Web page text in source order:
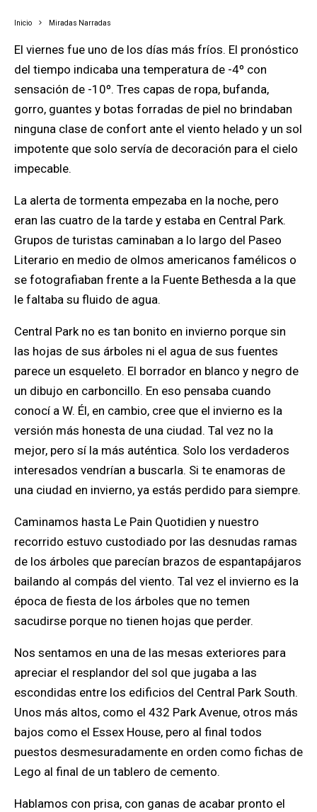
Inicio Miradas Narradas
El viernes fue uno de los días más fríos. El pronóstico
del tiempo indicaba una temperatura de -4º con
sensación de -10º. Tres capas de ropa, bufanda,
gorro, guantes y botas forradas de piel no brindaban
ninguna clase de confort ante el viento helado y un sol
impotente que solo servía de decoración para el cielo
impecable.
La alerta de tormenta empezaba en la noche, pero
eran las cuatro de la tarde y estaba en Central Park.
Grupos de turistas caminaban a lo largo del Paseo
Literario en medio de olmos americanos famélicos o
se fotografiaban frente a la Fuente Bethesda a la que
le faltaba su fluido de agua.
Central Park no es tan bonito en invierno porque sin
las hojas de sus árboles ni el agua de sus fuentes
parece un esqueleto. El borrador en blanco y negro de
un dibujo en carboncillo. En eso pensaba cuando
conocí a W. Él, en cambio, cree que el invierno es la
versión más honesta de una ciudad. Tal vez no la
mejor, pero sí la más auténtica. Solo los verdaderos
interesados vendrían a buscarla. Si te enamoras de
una ciudad en invierno, ya estás perdido para siempre.
Caminamos hasta Le Pain Quotidien y nuestro
recorrido estuvo custodiado por las desnudas ramas
de los árboles que parecían brazos de espantapájaros
bailando al compás del viento. Tal vez el invierno es la
época de fiesta de los árboles que no temen
sacudirse porque no tienen hojas que perder.
Nos sentamos en una de las mesas exteriores para
apreciar el resplandor del sol que jugaba a las
escondidas entre los edificios del Central Park South.
Unos más altos, como el 432 Park Avenue, otros más
bajos como el Essex House, pero al final todos
puestos desmesuradamente en orden como fichas de
Lego al final de un tablero de cemento.
Hablamos con prisa, con ganas de acabar pronto el